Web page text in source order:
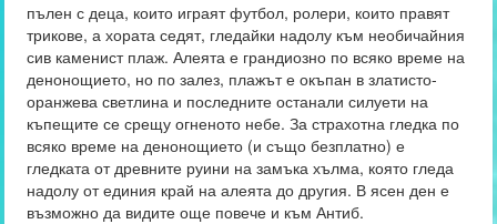
пълен с деца, които играят футбол, ролери, които правят
трикове, а хората седят, гледайки надолу към необичайния
сив каменист плаж. Алеята е грандиозно по всяко време на
денонощието, но по залез, плажът е окъпан в златисто-
оранжева светлина и последните останали силуети на
къпещите се срещу огненото небе. За страхотна гледка по
всяко време на денонощието (и също безплатно) е
гледката от древните руини на замъка хълма, която гледа
надолу от единия край на алеята до другия. В ясен ден е
възможно да видите още повече и към Антиб.